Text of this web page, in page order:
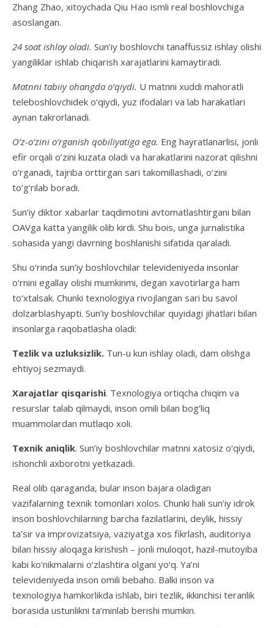
Zhang Zhao, xitoychada Qiu Hao ismli real boshlovchiga
asoslangan.
24 soat ishlay oladi. Sun’iy boshlovchi tanaffussiz ishlay olishi
yangiliklar ishlab chiqarish xarajatlarini kamaytiradi.
Matnni tabiiy ohangda o‘qiydi. U matnni xuddi mahoratli
teleboshlovchidek o‘qiydi, yuz ifodalari va lab harakatlari
aynan takrorlanadi.
O‘z-o‘zini o‘rganish qobiliyatiga ega. Eng hayratlanarlisi, jonli
efir orqali o‘zini kuzata oladi va harakatlarini nazorat qilishni
o‘rganadi, tajriba orttirgan sari takomillashadi, o‘zini
to‘g‘rilab boradi.
Sun’iy diktor xabarlar taqdimotini avtomatlashtirgani bilan
OAVga katta yangilik olib kirdi. Shu bois, unga jurnalistika
sohasida yangi davrning boshlanishi sifatida qaraladi.
Shu o‘rinda sun’iy boshlovchilar televideniyeda insonlar
o‘rnini egallay olishi mumkinmi, degan xavotirlarga ham
to‘xtalsak. Chunki texnologiya rivojlangan sari bu savol
dolzarblashyapti. Sun’iy boshlovchilar quyidagi jihatlari bilan
insonlarga raqobatlasha oladi:
Tezlik va uzluksizlik. Tun-u kun ishlay oladi, dam olishga
ehtiyoj sezmaydi.
Xarajatlar qisqarishi. Texnologiya ortiqcha chiqim va
resurslar talab qilmaydi, inson omili bilan bog‘liq
muammolardan mutlaqo xoli.
Texnik aniqlik. Sun’iy boshlovchilar matnni xatosiz o‘qiydi,
ishonchli axborotni yetkazadi.
Real olib qaraganda, bular inson bajara oladigan
vazifalarning texnik tomonlari xolos. Chunki hali sun’iy idrok
inson boshlovchilarning barcha fazilatlarini, deylik, hissiy
ta’sir va improvizatsiya, vaziyatga xos fikrlash, auditoriya
bilan hissiy aloqaga kirishish – jonli muloqot, hazil-mutoyiba
kabi ko‘nikmalarni o‘zlashtira olgani yo‘q. Ya’ni
televideniyeda inson omili bebaho. Balki inson va
texnologiya hamkorlikda ishlab, biri tezlik, ikkinchisi teranlik
borasida ustunlikni ta’minlab berishi mumkin.